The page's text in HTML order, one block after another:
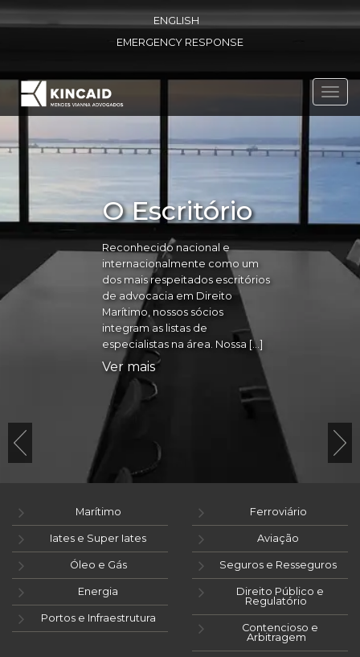
ENGLISH
EMERGENCY RESPONSE
O Escritório
Reconhecido nacional e
internacionalmente como um
dos mais respeitados escritórios
de advocacia em Direito
Marítimo, nossos sócios
integram as listas de
especialistas na área. Nossa […]
Ver mais
Marítimo
Iates e Super Iates
Óleo e Gás
Energia
Portos e Infraestrutura
Ferroviário
Aviação
Seguros e Resseguros
Direito Público e
Regulatório
Contencioso e
Arbitragem